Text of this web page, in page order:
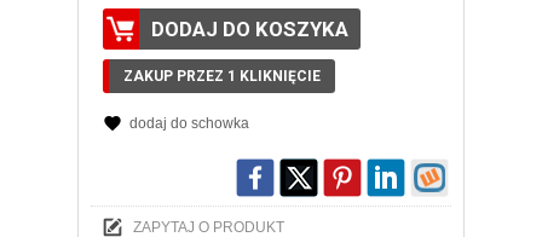
DODAJ DO KOSZYKA
ZAKUP PRZEZ 1 KLIKNIĘCIE
dodaj do schowka
ZAPYTAJ O PRODUKT